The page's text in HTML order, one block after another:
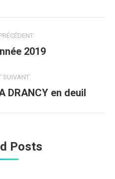
Onglet 2019
SUIVANT
Onglet
DRANCY en deuil
Posts